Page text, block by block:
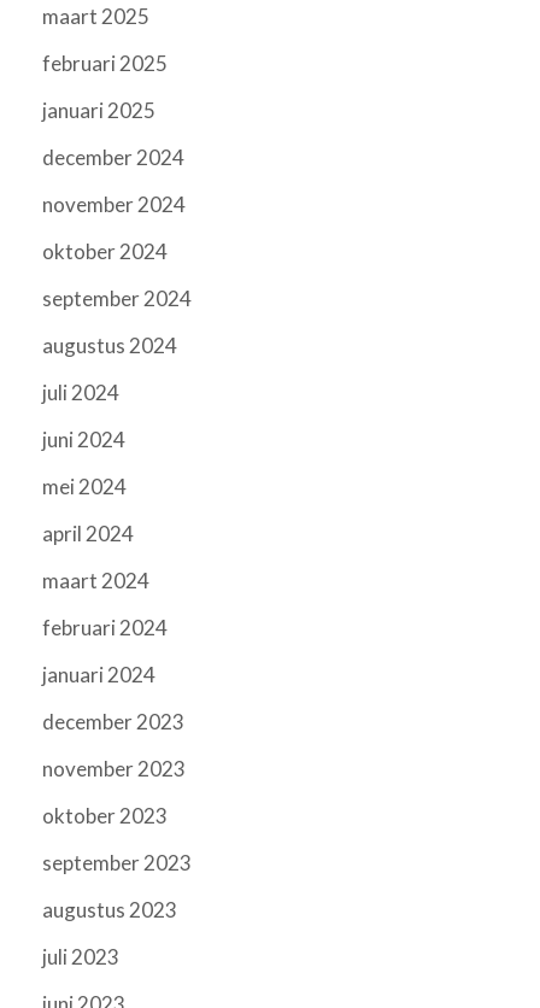
maart 2025
februari 2025
januari 2025
december 2024
november 2024
oktober 2024
september 2024
augustus 2024
juli 2024
juni 2024
mei 2024
april 2024
maart 2024
februari 2024
januari 2024
december 2023
november 2023
oktober 2023
september 2023
augustus 2023
juli 2023